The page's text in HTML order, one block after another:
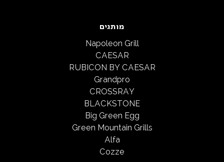
מותגים
Napoleon Grill
CAESAR
RUBICON BY CAESAR
Grandpro
CROSSRAY
BLACKSTONE
Big Green Egg
Green Mountain Grills
Alfa
Cozze